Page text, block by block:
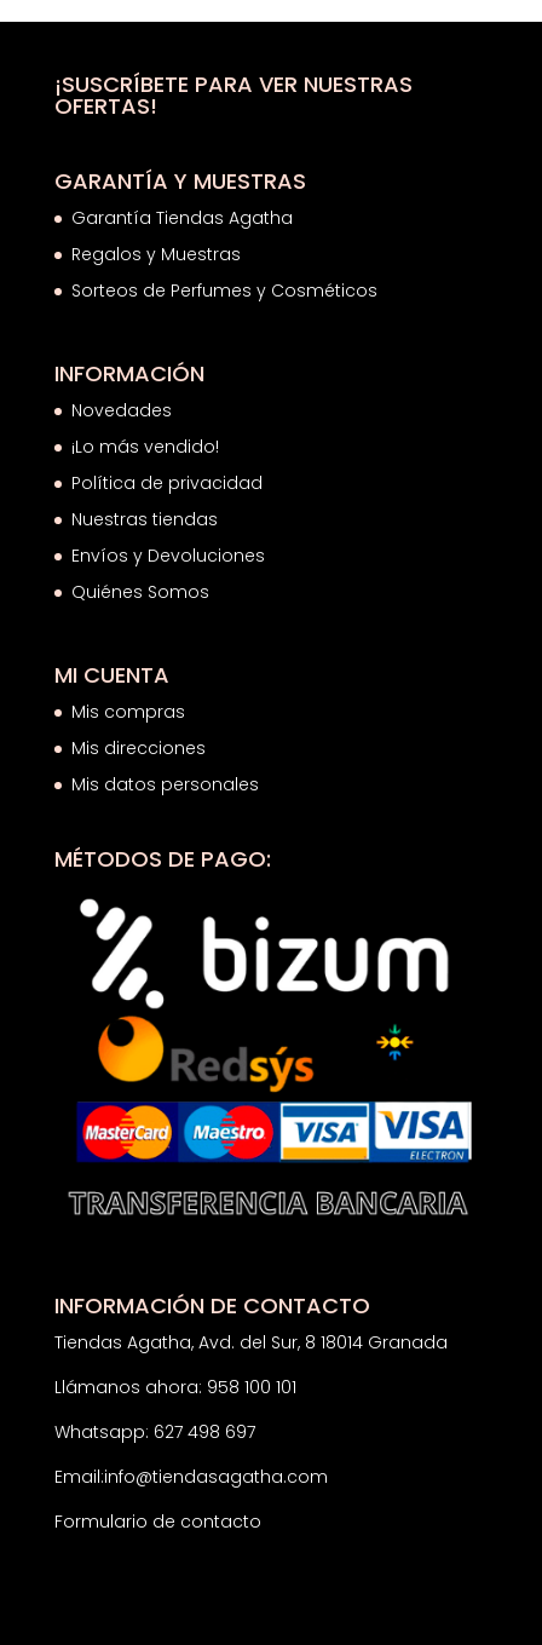
era:
es:
¡SUSCRÍBETE PARA VER NUESTRAS
OFERTAS!
GARANTÍA Y MUESTRAS
Garantía Tiendas Agatha
Regalos y Muestras
Sorteos de Perfumes y Cosméticos
INFORMACIÓN
Novedades
¡Lo más vendido!
Política de privacidad
Nuestras tiendas
Envíos y Devoluciones
Quiénes Somos
MI CUENTA
Mis compras
Mis direcciones
Mis datos personales
MÉTODOS DE PAGO:
INFORMACIÓN DE CONTACTO
Tiendas Agatha, Avd. del Sur, 8 18014 Granada
Llámanos ahora: 958 100 101
Whatsapp: 627 498 697
Email:info@tiendasagatha.com
Formulario de contacto